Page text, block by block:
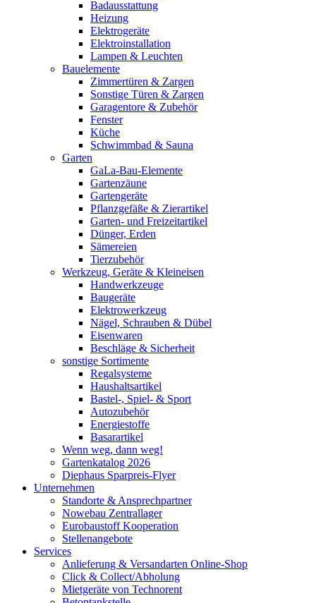
Badausstattung
Heizung
Elektrogeräte
Elektroinstallation
Lampen & Leuchten
Bauelemente
Zimmertüren & Zargen
Sonstige Türen & Zargen
Garagentore & Zubehör
Fenster
Küche
Schwimmbad & Sauna
Garten
GaLa-Bau-Elemente
Gartenzäune
Gartengeräte
Pflanzgefäße & Zierartikel
Garten- und Freizeitartikel
Dünger, Erden
Sämereien
Tierzubehör
Werkzeug, Geräte & Kleineisen
Handwerkzeuge
Baugeräte
Elektrowerkzeug
Nägel, Schrauben & Dübel
Eisenwaren
Beschläge & Sicherheit
sonstige Sortimente
Regalsysteme
Haushaltsartikel
Bastel-, Spiel- & Sport
Autozubehör
Energiestoffe
Basarartikel
Wenn weg, dann weg!
Gartenkatalog 2026
Diephaus Sparpreis-Flyer
Unternehmen
Standorte & Ansprechpartner
Nowebau Zentrallager
Eurobaustoff Kooperation
Stellenangebote
Services
Anlieferung & Versandarten Online-Shop
Click & Collect/Abholung
Mietgeräte von Technorent